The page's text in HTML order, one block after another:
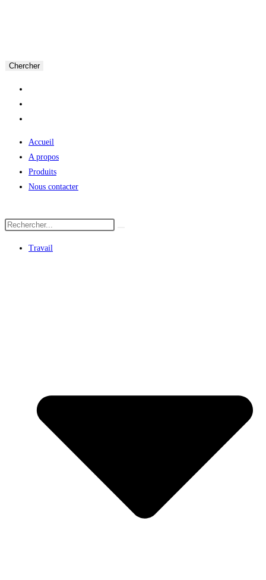
Chercher
Accueil
A propos
Produits
Nous contacter
Travail